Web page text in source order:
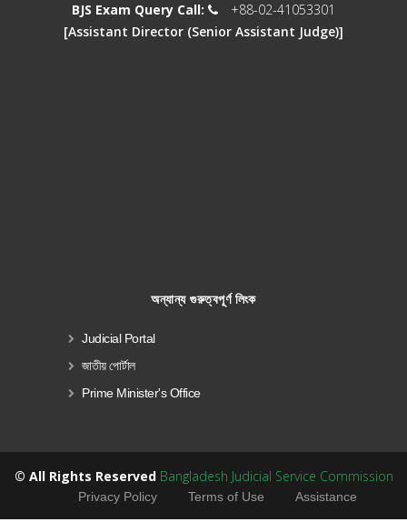
BJS Exam Query Call:
+88-02-41053301
[Assistant Director (Senior Assistant Judge)]
অন্যান্য গুরুত্বপূর্ণ লিংক
Judicial Portal
জাতীয় পোর্টাল
Prime Minister's Office
© All Rights Reserved Bangladesh Judicial Service Commission
Privacy Policy Terms of Use Assistance